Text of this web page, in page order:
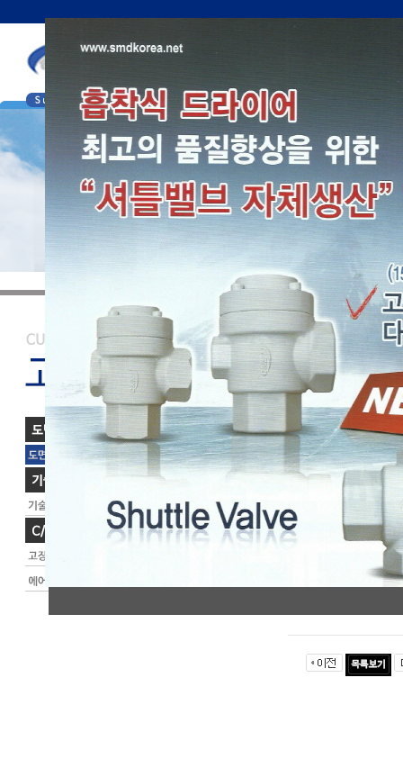
조회수
제목[Title]
SMD-015
첨부파일